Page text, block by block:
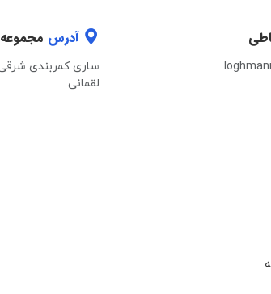
آدرس مجموعه
ساری کمربندی
لقمانی